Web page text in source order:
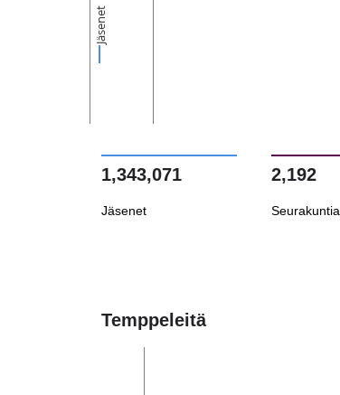
Jäsenet
1,343,071
Jäsenet
2,192
Seurakuntia
Temppeleitä